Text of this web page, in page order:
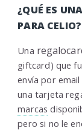
¿QUÉ ES
PARA CELIO?
Una
giftcard) que
envía por
una tarjeta
marcas
pero si no le